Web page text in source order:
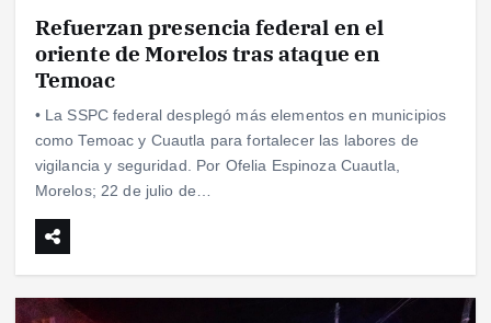
Refuerzan presencia federal en el
oriente de Morelos tras ataque en
Temoac
• La SSPC federal desplegó más elementos en municipios
como Temoac y Cuautla para fortalecer las labores de
vigilancia y seguridad. Por Ofelia Espinoza Cuautla,
Morelos; 22 de julio de…